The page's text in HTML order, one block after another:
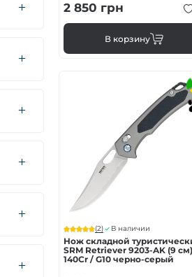
2 850 грн
В корзину
(2) В наличии
Нож складной
SRM Retriever 9203-AK (9 см)
140Cr / G10 черно-серый